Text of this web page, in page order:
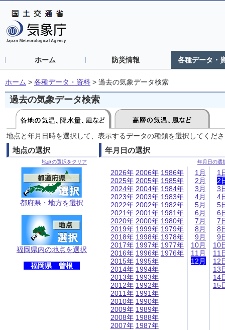
ホーム 防災情報 各種データ・
ホーム > 各種データ・資料 > 過去の気象データ検索
過去の気象データ検索
地点と年月日時を選択して、表示するデータの種類を選択してくだ
地点の選択
地点の選択をクリア
都府県・地方を選択
福岡県内の地点を選択
福岡県 曽根
年月日の選択
年月日の選
2026年
2025年
2024年
2023年
2022年
2021年
2020年
2019年
2018年
2017年
2016年
2015年
2014年
2013年
2012年
2011年
2010年
2009年
2008年
2007年
2006年
2005年
2004年
2003年
2002年
2001年
2000年
1999年
1998年
1997年
1996年
1995年
1994年
1993年
1992年
1991年
1990年
1989年
1988年
1987年
1986年
1985年
1984年
1983年
1982年
1981年
1980年
1979年
1978年
1977年
1976年
1月
2月
3月
4月
5月
6月
7月
8月
9月
10月
11月
12月
1
2
3
4
5
6
7
8
9
10
11
12
13
14
15